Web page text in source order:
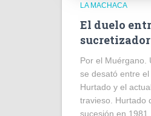
LA MACHACA
El duelo
sucretizador
Por el Muérgano.
se desató entre
Hurtado y el
travieso. Hurtado
sucesión en